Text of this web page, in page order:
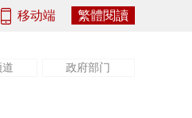
移动端 繁體閱讀
政府部门